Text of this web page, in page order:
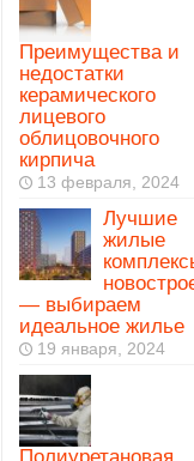
Преимущества и
недостатки
керамического
лицевого
облицовочного
кирпича
13 февраля, 2024
Лучшие
жилые
— выбираем
идеальное жилье
19 января, 2024